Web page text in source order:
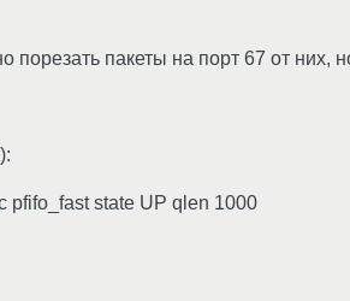
пакеты на порт 67 от них,
pfifo_fast state UP qlen 1000